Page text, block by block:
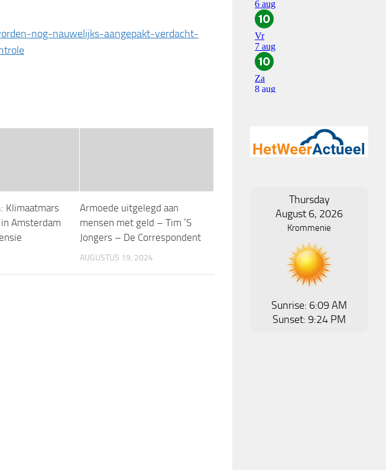
nog-nauwelijks-aangepakt-verdacht-
Klimaatmars
Amsterdam
Armoede uitgelegd aan
mensen met geld – Tim ’S
Jongers – De Correspondent
AUGUSTUS 19, 2024
Thursday
August 6, 2026
Krommenie
Sunrise: 6:09 AM
Sunset: 9:24 PM